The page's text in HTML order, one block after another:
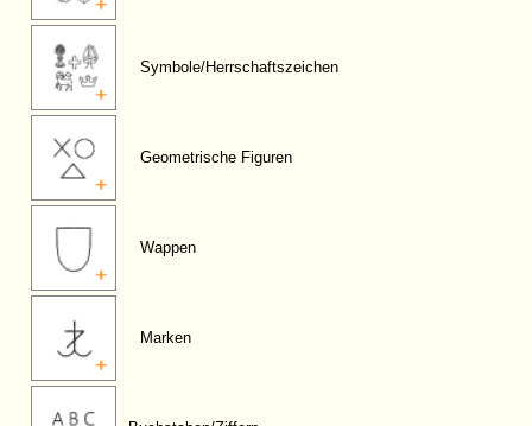
Symbole/Herrschaftszeichen
Geometrische Figuren
Wappen
Marken